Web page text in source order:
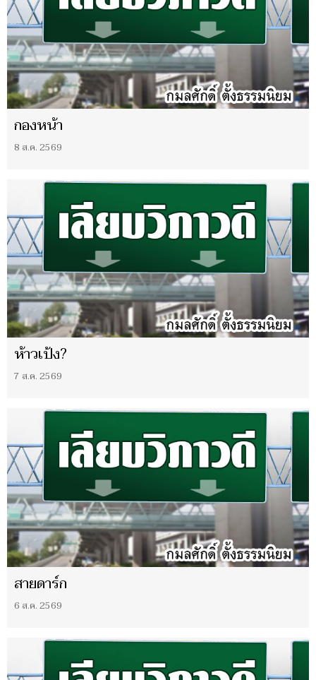
กองหน้า
8 ส.ค. 2569
ห้าวเป้ง?
7 ส.ค. 2569
สายดาร์ก
6 ส.ค. 2569